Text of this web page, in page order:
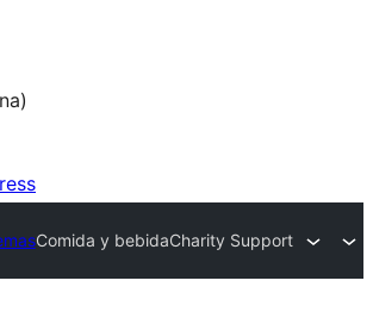
Comida y bebidaCharity Support